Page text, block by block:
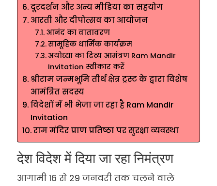
दूरदर्शन और अन्य मीडिया का सहयोग
आरती और दीपोत्सव का आयोजन
आनंद का वातावरण
सामूहिक धार्मिक कार्यक्रम
अयोध्या का दिव्य आमंत्रण Ram Mandir
Invitation स्वीकार करें
श्रीराम जन्मभूमि तीर्थ क्षेत्र ट्रस्ट के द्वारा विशेष
आमंत्रित सदस्य
विदेशों में भी भेजा जा रहा है Ram Mandir
Invitation
राम मंदिर प्राण प्रतिष्ठा पर सुरक्षा व्यवस्था
देश विदेश में दिया जा रहा निमंत्रण
आगामी 16 से 29 जनवरी तक चलने वाले